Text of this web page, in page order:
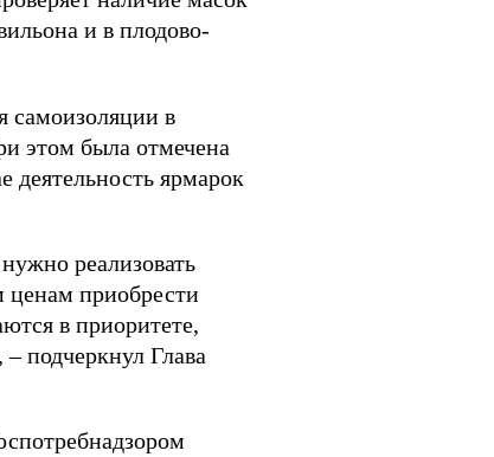
и в плодово-
самоизоляции в
этом была отмечена
деятельность ярмарок
реализовать
ценам приобрести
в приоритете,
подчеркнул Глава